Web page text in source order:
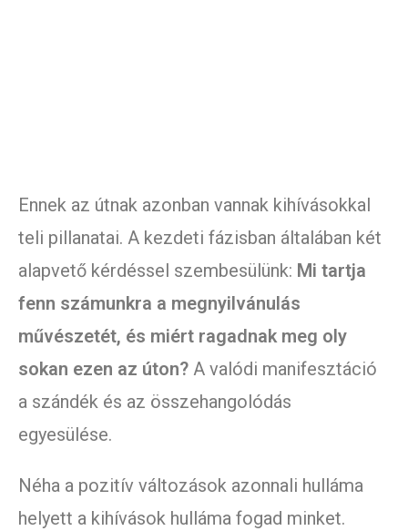
Ennek az útnak azonban vannak kihívásokkal
teli pillanatai. A kezdeti fázisban általában két
alapvető kérdéssel szembesülünk: Mi tartja
fenn számunkra a megnyilvánulás
művészetét, és miért ragadnak meg oly
sokan ezen az úton? A valódi manifesztáció
a szándék és az összehangolódás
egyesülése.
Néha a pozitív változások azonnali hulláma
helyett a kihívások hulláma fogad minket.